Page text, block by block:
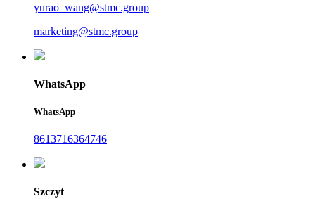
yurao_wang@stmc.group
marketing@stmc.group
WhatsApp
WhatsApp
8613716364746
Szczyt